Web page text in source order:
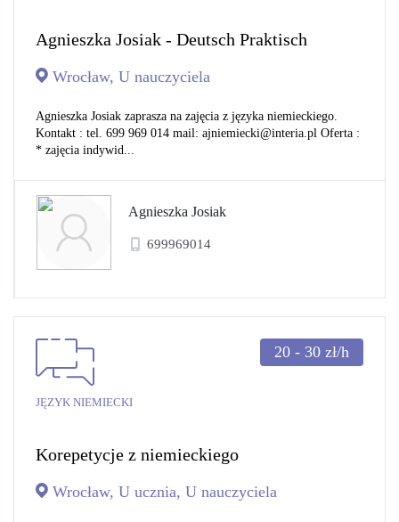
Agnieszka Josiak - Deutsch Praktisch
Wrocław, U nauczyciela
Agnieszka Josiak zaprasza na zajęcia z języka niemieckiego.
Kontakt : tel. 699 969 014 mail: ajniemiecki@interia.pl Oferta :
* zajęcia indywid...
Agnieszka Josiak
699969014
JĘZYK NIEMIECKI
20 - 30 zł/h
Korepetycje z niemieckiego
Wrocław, U ucznia, U nauczyciela